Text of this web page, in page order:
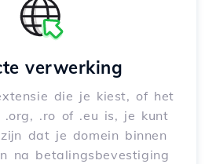
verwerking
die je kiest, of het
.org, .ro of .eu is, je kunt
dat je domein binnen
na betalingsbevestiging